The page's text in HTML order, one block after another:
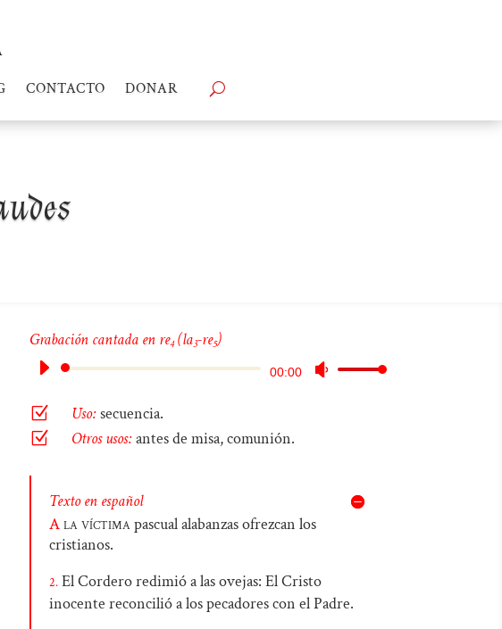
CONTACTO DONAR
Grabación cantada en re4(la3-re5)
Reproductor00:00
Utiliza
arriba/abajo
disminuir
Z Uso:secuencia.
Z Otros usos:antes de misa, comunión.
Texto en español
Ala víctimapascual alabanzas ofrezcan los
cristianos.
2.El Cordero redimió a las ovejas: El Cristo
inocente reconcilió a los pecadores con el Padre.